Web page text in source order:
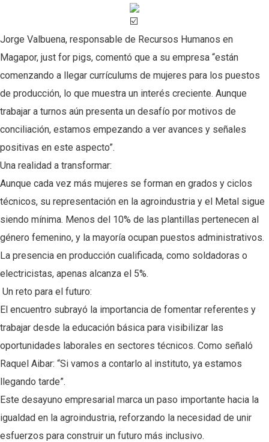
Jorge Valbuena, responsable de Recursos Humanos en
Magapor, just for pigs, comentó que a su empresa “están
comenzando a llegar currículums de mujeres para los puestos
de producción, lo que muestra un interés creciente. Aunque
trabajar a turnos aún presenta un desafío por motivos de
conciliación, estamos empezando a ver avances y señales
positivas en este aspecto”.
Una realidad a transformar:
Aunque cada vez más mujeres se forman en grados y ciclos
técnicos, su representación en la agroindustria y el Metal sigue
siendo mínima. Menos del 10% de las plantillas pertenecen al
género femenino, y la mayoría ocupan puestos administrativos.
La presencia en producción cualificada, como soldadoras o
electricistas, apenas alcanza el 5%.
Un reto para el futuro:
El encuentro subrayó la importancia de fomentar referentes y
trabajar desde la educación básica para visibilizar las
oportunidades laborales en sectores técnicos. Como señaló
Raquel Aibar: “Si vamos a contarlo al instituto, ya estamos
llegando tarde”.
Este desayuno empresarial marca un paso importante hacia la
igualdad en la agroindustria, reforzando la necesidad de unir
esfuerzos para construir un futuro más inclusivo.